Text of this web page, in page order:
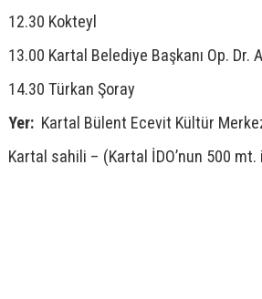
12.30 Kokteyl
13.00 Kartal Belediye Başkanı Op. Dr.
14.30 Türkan Şoray
Yer: Kartal Bülent Ecevit Kültür
Kartal sahili – (Kartal İDO’nun 500